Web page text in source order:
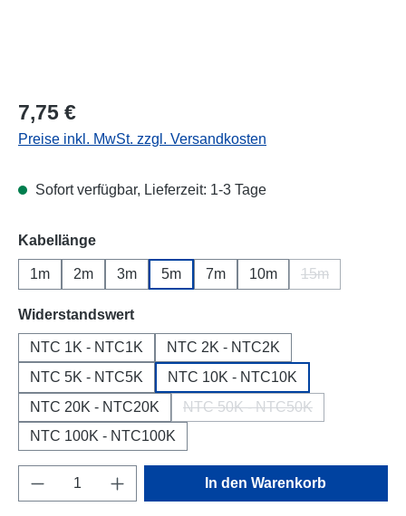
Regulärer Preis:
7,75 €
Preise inkl. MwSt. zzgl. Versandkosten
Sofort verfügbar, Lieferzeit: 1-3 Tage
Kabellängeauswählen
1m 2m 3m 5m 7m 10m 15m
Widerstandswertauswählen
NTC 1K - NTC1K
NTC 2K - NTC2K
NTC 5K - NTC5K
NTC 10K - NTC10K
NTC 20K - NTC20K
NTC 50K - NTC50K
(Diese Option ist zurzeit
NTC 100K - NTC100K
Produkt Anzahl: Gib den gewünschten
In den Warenkorb